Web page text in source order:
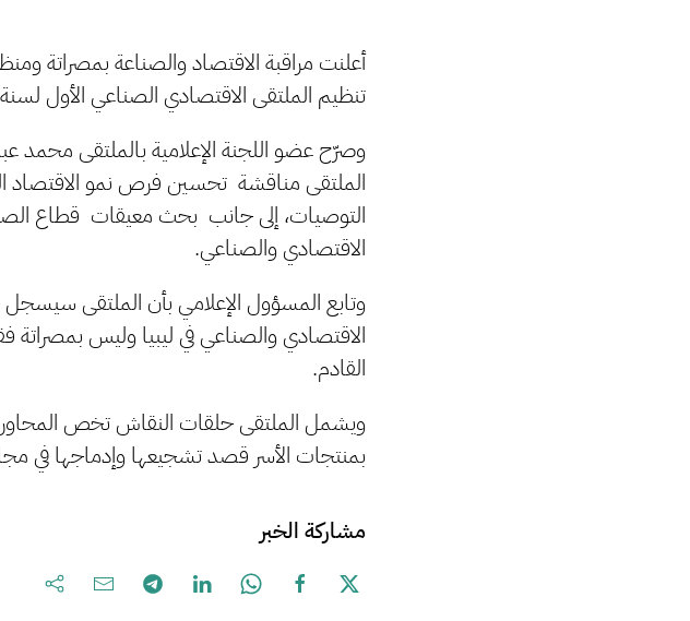
أعلنت مراقبة الاقتصاد والصناعة بمصراتة
تنظيم الملتقى الاقتصادي الصناعي الأول لسنة 2019 تحت شعار “نحو اقتصاد أفضل”.
وصرّح عضو اللجنة الإعلامية بالملتقى
الملتقى مناقشة تحسين فرص نمو الاقتصاد
التوصيات، إلى جانب بحث معيقات قطاع
الاقتصادي والصناعي.
وتابع المسؤول الإعلامي بأن الملتقى
الاقتصادي والصناعي في ليبيا وليس
القادم.
ويشمل الملتقى حلقات النقاش تخص
بمنتجات الأسر قصد تشجيعها وإدماجها في
مشاركة الخبر